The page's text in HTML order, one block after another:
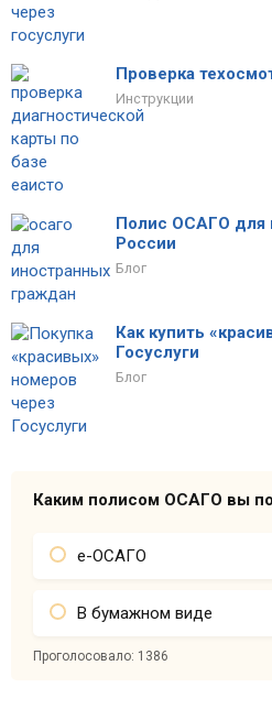
Проверка
Инструкции
Полис ОСАГО для
России
Блог
Как купить
Госуслуги
Блог
Каким полисом ОСАГО вы
е-ОСАГО
В бумажном виде
Проголосовало: 1386